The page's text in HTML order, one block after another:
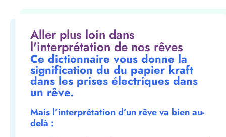
Aller plus loin dans
l'interprétation de nos rêves
Ce dictionnaire vous donne la
signification du du papier kraft
dans les prises électriques dans
un rêve.
Mais l’interprétation d’un rêve va bien au-
delà :